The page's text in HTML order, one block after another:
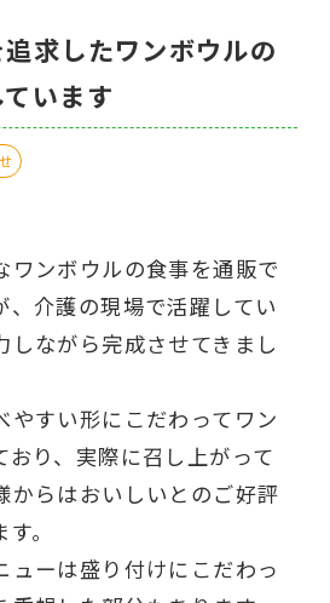
求したワンボウルの
います
ワンボウルの食事を通販で
、介護の現場で活躍してい
しながら完成させてきまし
やすい形にこだわってワン
おり、実際に召し上がって
からはおいしいとのご好評
。
ューは盛り付けにこだわっ